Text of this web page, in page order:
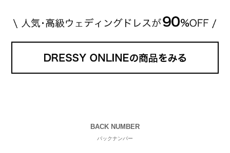
BACK NUMBER
バックナンバー